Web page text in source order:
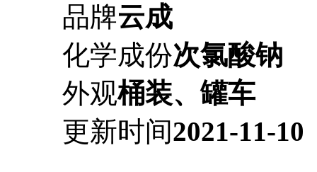
品牌云成
化学成份次氯酸钠
外观桶装、罐车
更新时间2021-11-10